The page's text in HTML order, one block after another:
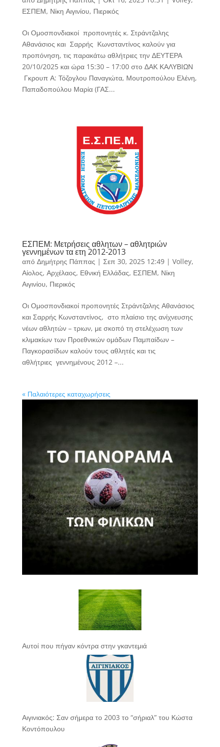
ΕΣΠΕΜ, Νίκη Αιγινίου, Πιερικός
Οι Ομοσπονδιακοί προπονητές κ. Στράντζαλης
Αθανάσιος και Σαρρής Κωνσταντίνος καλούν για
προπόνηση, τις παρακάτω αθλήτριες την ΔΕΥΤΕΡΑ
20/10/2025 και ώρα 15:30 – 17:00 στο ΔΑΚ ΚΑΛΥΒΙΩΝ
Γκρουπ Α: Τόζογλου Παναγιώτα, Μουτροπούλου Ελένη,
Παπαδοπούλου Μαρία (ΓΑΣ...
ΕΣΠΕΜ: Μετρήσεις αθλητων – αθλητριών
γεννημένων τα ετη 2012-2013
από Δημήτρης Πάππας | Σεπ 30, 2025 12:49| Volley,
Αίολος, Αρχέλαος, Εθνική Ελλάδας, ΕΣΠΕΜ, Νίκη
Αιγινίου, Πιερικός
Οι Ομοσπονδιακοί προπονητές Στράντζαλης Αθανάσιος
και Σαρρής Κωνσταντίνος, στο πλαίσιο της ανίχνευσης
νέων αθλητών – τριων, με σκοπό τη στελέχωση των
κλιμακίων των Προεθνικών ομάδων Παμπαίδων –
Παγκορασίδων καλούν τους αθλητές και τις
αθλήτριες γεννημένους 2012 –...
« Παλαιότερες καταχωρήσεις
Αυτοί που πήγαν κόντρα στην γκαντεμιά
Αιγινιακός: Σαν σήμερα το 2003 το “σήριαλ” του Κώστα
Κοντόπουλου